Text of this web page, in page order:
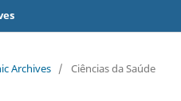
Archives / Ciências da Saúde